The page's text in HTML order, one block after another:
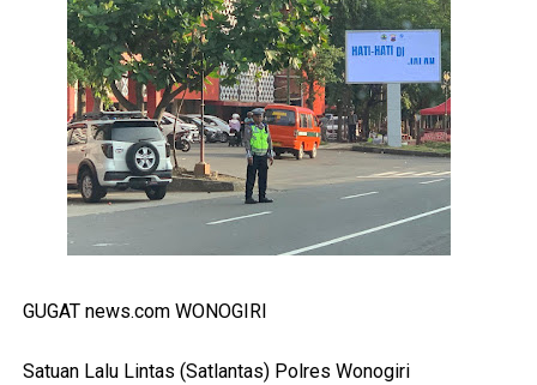
GUGAT news.com WONOGIRI
Satuan Lalu Lintas (Satlantas) Polres Wonogiri